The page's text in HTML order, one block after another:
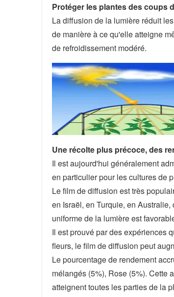
Protéger les plantes des coups
La diffusion de la lumière réduit
de manière à ce qu'elle atteigne
de refroidissement modéré.
Une récolte plus précoce, des
Il est aujourd'hui généralement
en particulier pour les cultures de
Le film de diffusion est très
en Israël, en Turquie, en
uniforme de la lumière est
Il est prouvé par des expériences
fleurs, le film de diffusion peut
Le pourcentage de rendement
mélangés (5%), Rose (5%). Cette
atteignent toutes les parties de la